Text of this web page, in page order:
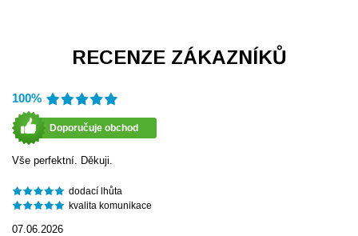
RECENZE ZÁKAZNÍKŮ
100%
Doporučuje obchod
Vše perfektní. Děkuji.
dodací lhůta
kvalita komunikace
07.06.2026